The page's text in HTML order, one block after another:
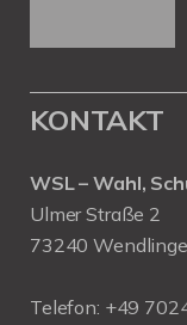
KONTAKT
WSL – Wahl,
Ulmer Straße 2
73240
Telefon: +49